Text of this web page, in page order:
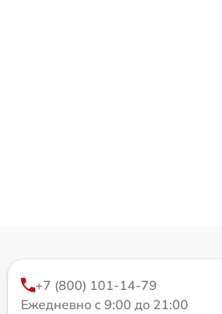
+7 (800) 101-14-79
Ежедневно с 9:00 до 21:00